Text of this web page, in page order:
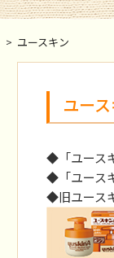
> ユースキン
ユー
◆「ユース
◆「ユース
◆旧ユース